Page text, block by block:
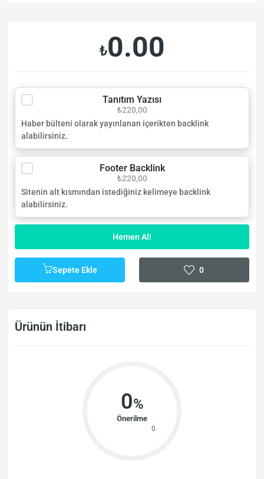
₺0.00
Tanıtım Yazısı
₺220,00
Haber bülteni olarak yayınlanan içerikten backlink
alabilirsiniz.
Footer Backlink
₺220,00
Sitenin alt kısmından istediğiniz kelimeye backlink
alabilirsiniz.
Hemen Al!
Sepete Ekle 0
Ürünün İtibarı
0%
Önerilme
0